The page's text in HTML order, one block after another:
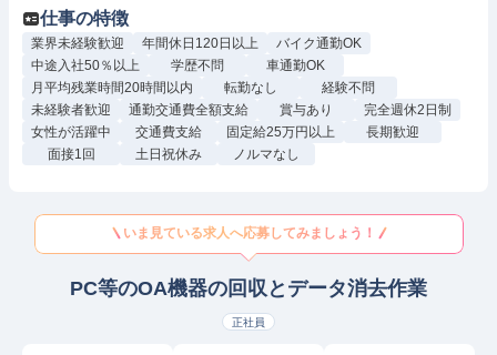
仕事の特徴
業界未経験歓迎 年間休日120日以上
バイク通勤OK
中途入社50％以上
学歴不問
車通勤OK
月平均残業時間20時間以内
転勤なし
経験不問
未経験者歓迎
通勤交通費全額支給 賞与あり
完全週休2日制
女性が活躍中
交通費支給 固定給25万円以上
長期歓迎
面接1回
土日祝休み ノルマなし
いま見ている求人へ応募してみましょう！
PC等のOA機器の回収とデータ消去作業
正社員